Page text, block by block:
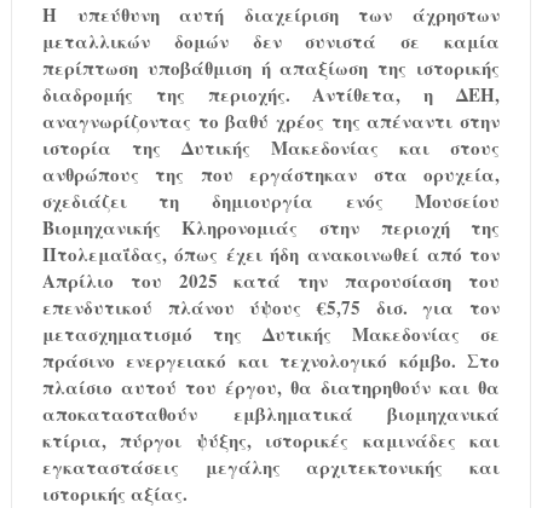
Η υπεύθυνη αυτή διαχείριση των άχρηστων
μεταλλικών δομών δεν συνιστά σε καμία
περίπτωση υποβάθμιση ή απαξίωση της ιστορικής
διαδρομής της περιοχής. Αντίθετα, η ΔΕΗ,
αναγνωρίζοντας το βαθύ χρέος της απέναντι στην
ιστορία της Δυτικής Μακεδονίας και στους
ανθρώπους της που εργάστηκαν στα ορυχεία,
σχεδιάζει τη δημιουργία ενός Μουσείου
Βιομηχανικής Κληρονομιάς στην περιοχή της
Πτολεμαΐδας, όπως έχει ήδη ανακοινωθεί από τον
Απρίλιο του 2025 κατά την παρουσίαση του
επενδυτικού πλάνου ύψους €5,75 δισ. για τον
μετασχηματισμό της Δυτικής Μακεδονίας σε
πράσινο ενεργειακό και τεχνολογικό κόμβο. Στο
πλαίσιο αυτού του έργου, θα διατηρηθούν και θα
αποκατασταθούν
εμβληματικά βιομηχανικά
κτίρια, πύργοι ψύξης, ιστορικές καμινάδες και
εγκαταστάσεις μεγάλης αρχιτεκτονικής και
ιστορικής αξίας.